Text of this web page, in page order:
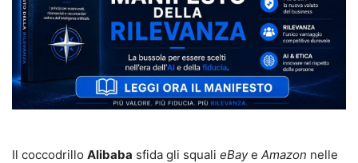
Il coccodrillo Alibaba sfida gli squali eBaye Amazon nelle